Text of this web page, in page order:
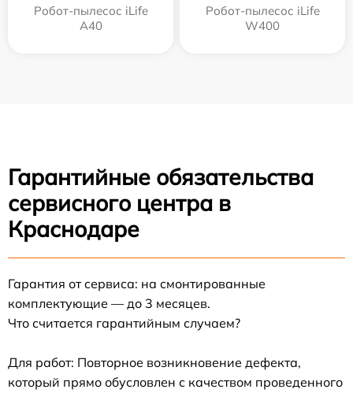
Робот-пылесос iLife
A40
Робот-пылесос iLife
W400
Гарантийные обязательства
сервисного центра в
Краснодаре
Гарантия от сервиса: на смонтированные
комплектующие — до 3 месяцев.
Что считается гарантийным случаем?
Для работ: Повторное возникновение дефекта,
который прямо обусловлен с качеством проведенного